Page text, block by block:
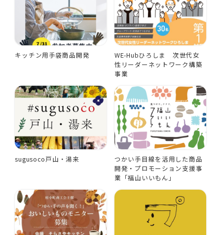
キッチン用手袋商品開発
WE-Hubひろしま 次世代女
性リーダーネットワーク構築
事業
sugusoco戸山・湯来
つかい手目線を活用した商品
開発・プロモーション支援事
業「福山いいもん」